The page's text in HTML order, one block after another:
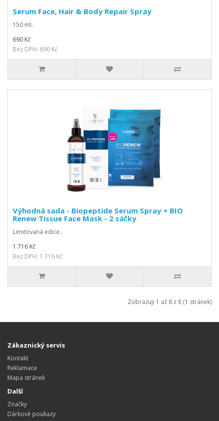
Serum Face, Hair & Body Repair Spray
150 ml..
690 Kč
Bez DPH: 690 Kč
Výhodná sada - Biopeptide Serum Spray + BIO
Renew Tissue Face Mask - 2 sáčky
Limitovaná edice..
1 716 Kč
Bez DPH: 1 716 Kč
Zobrazuji 1 až 8 z 8 (1 stránek)
Zákaznický servis
Kontakt
Reklamace
Mapa stránek
Další
Značky
Dárkové poukazy